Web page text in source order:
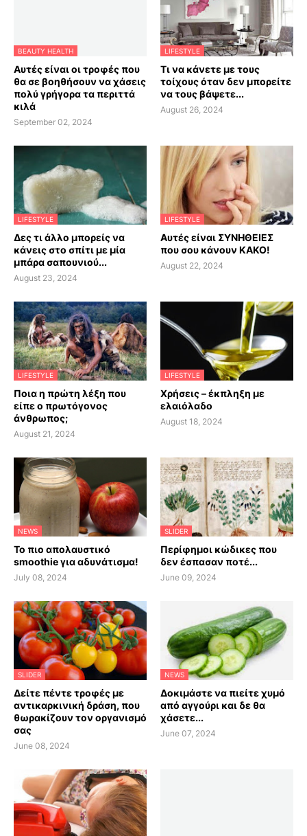
BEAUTY HEALTH
Αυτές είναι οι τροφές που
θα σε βοηθήσουν να χάσεις
πολύ γρήγορα τα περιττά
κιλά
September 02, 2024
LIFESTYLE
Τι να κάνετε με τους
τοίχους όταν δεν μπορείτε
να τους βάψετε...
August 26, 2024
LIFESTYLE
Δες τι άλλο μπορείς να
κάνεις στο σπίτι με μία
μπάρα σαπουνιού...
August 23, 2024
LIFESTYLE
Αυτές είναι ΣΥΝΗΘΕΙΕΣ
που σου κάνουν ΚΑΚΟ!
August 22, 2024
LIFESTYLE
Ποια η πρώτη λέξη που
είπε ο πρωτόγονος
άνθρωπος;
August 21, 2024
LIFESTYLE
Χρήσεις – έκπληξη με
ελαιόλαδο
August 18, 2024
NEWS
Το πιο απολαυστικό
smoothie για αδυνάτισμα!
July 08, 2024
SLIDER
Περίφημοι κώδικες που
δεν έσπασαν ποτέ...
June 09, 2024
SLIDER
Δείτε πέντε τροφές με
αντικαρκινική δράση, που
θωρακίζουν τον οργανισμό
σας
June 08, 2024
NEWS
Δοκιμάστε να πιείτε χυμό
από αγγούρι και δε θα
χάσετε...
June 07, 2024